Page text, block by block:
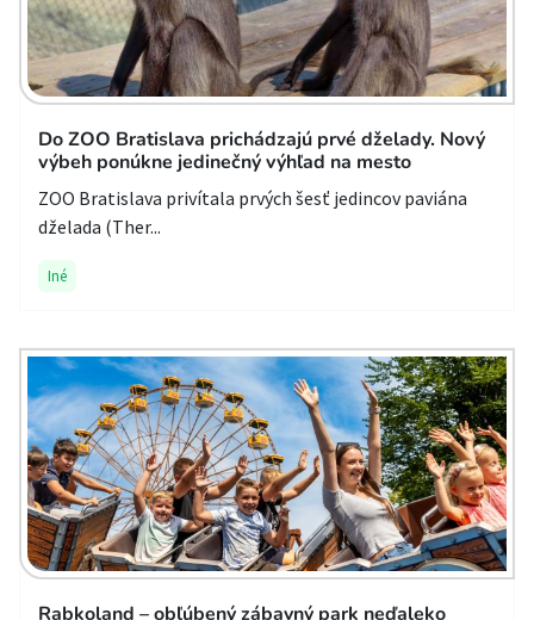
Do ZOO Bratislava prichádzajú prvé dželady. Nový
výbeh ponúkne jedinečný výhľad na mesto
ZOO Bratislava privítala prvých šesť jedincov paviána
dželada (Ther...
Iné
Rabkoland – obľúbený zábavný park neďaleko